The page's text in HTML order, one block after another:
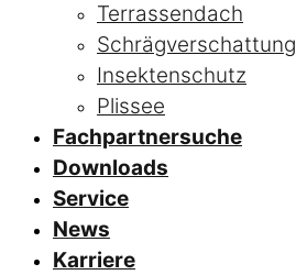
Terrassendach
Schrägverschattung
Insektenschutz
Plissee
Fachpartnersuche
Downloads
Service
News
Karriere